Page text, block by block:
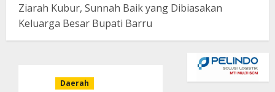
Ziarah Kubur, Sunnah Baik yang Dibiasakan
Keluarga Besar Bupati Barru
Daerah